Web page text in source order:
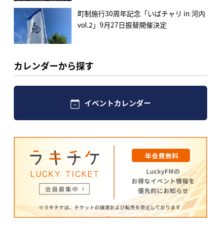
町制施行30周年記念「いばチャリ in 河内
vol.2」9月27日振替開催決定
カレンダーから探す
イベントカレンダー